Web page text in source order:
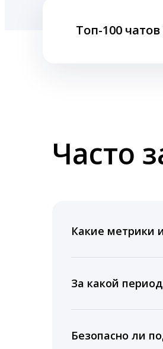
Топ-100 чатов
Часто
Какие метрики
время для
За какой
подключении
5 лет.
Безопасно ли